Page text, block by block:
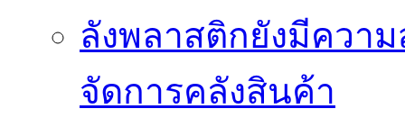
ลังพลาสติกยังมีควา
จัดการคลังสินค้า